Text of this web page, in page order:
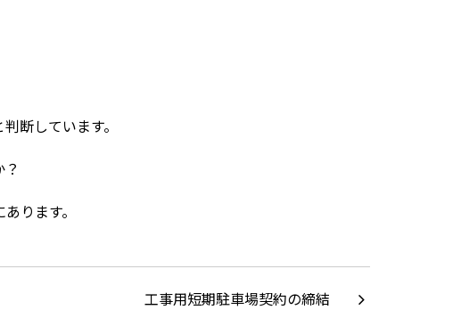
断しています。
ります。
工事用短期駐車場契約の締結